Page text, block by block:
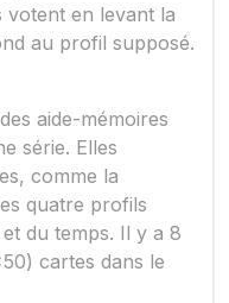
votent en levant la
au profil supposé.
aide-mémoires
série. Elles
comme la
quatre profils
du temps. Il y a 8
cartes dans le